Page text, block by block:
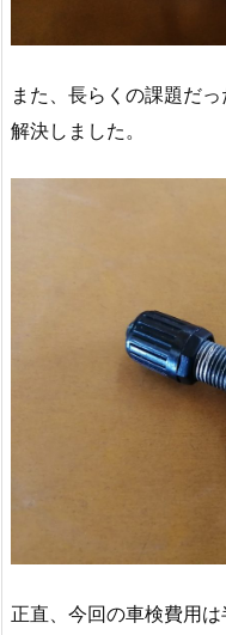
また、長らくの課題だ
解決しました。
正直、今回の車検費用